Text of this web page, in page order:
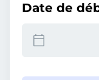
Date de